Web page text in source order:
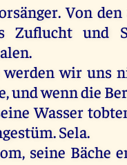
Von den
Zuflucht und
werden wir uns
,undwenndie
Wasser
.Sela.
, seine Bäche